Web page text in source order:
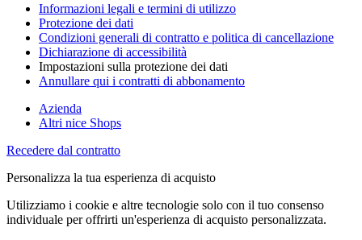
Informazioni legali e termini di utilizzo
Protezione dei dati
Condizioni generali di contratto e politica di cancellazione
Dichiarazione di accessibilità
Impostazioni sulla protezione dei dati
Annullare qui i contratti di abbonamento
Azienda
Altri nice Shops
Recedere dal contratto
Personalizza la tua esperienza di acquisto
Utilizziamo i cookie e altre tecnologie solo con il tuo consenso
individuale per offrirti un'esperienza di acquisto personalizzata.